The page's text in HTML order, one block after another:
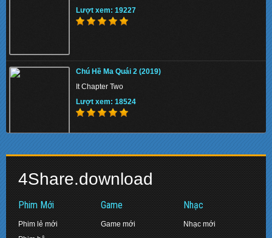
Memory 2022 - Hồi Ức Sát Thủ
Lượt xem: 152112
Lượt xem: 19227
Chú Hề Ma Quái 2 (2019)
It Chapter Two
Lượt xem: 18524
Avengers: Endgame
4Share.download
Phim Mới
Phim lẻ mới
Game
Game mới
Nhạc
Nhạc mới